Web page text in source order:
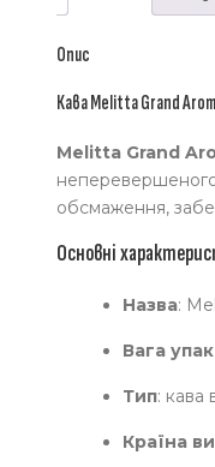
Опис
Кава Melitta Grand
Melitta Grand
неперевершеного
обсмаження,
Основні
Назва:
Вага
Тип: кава
Країна